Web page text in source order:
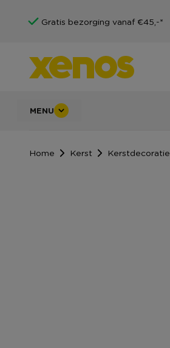
Gratis bezorging vanaf €45,-*
MENU
Home Kerst Kerstdecoratie